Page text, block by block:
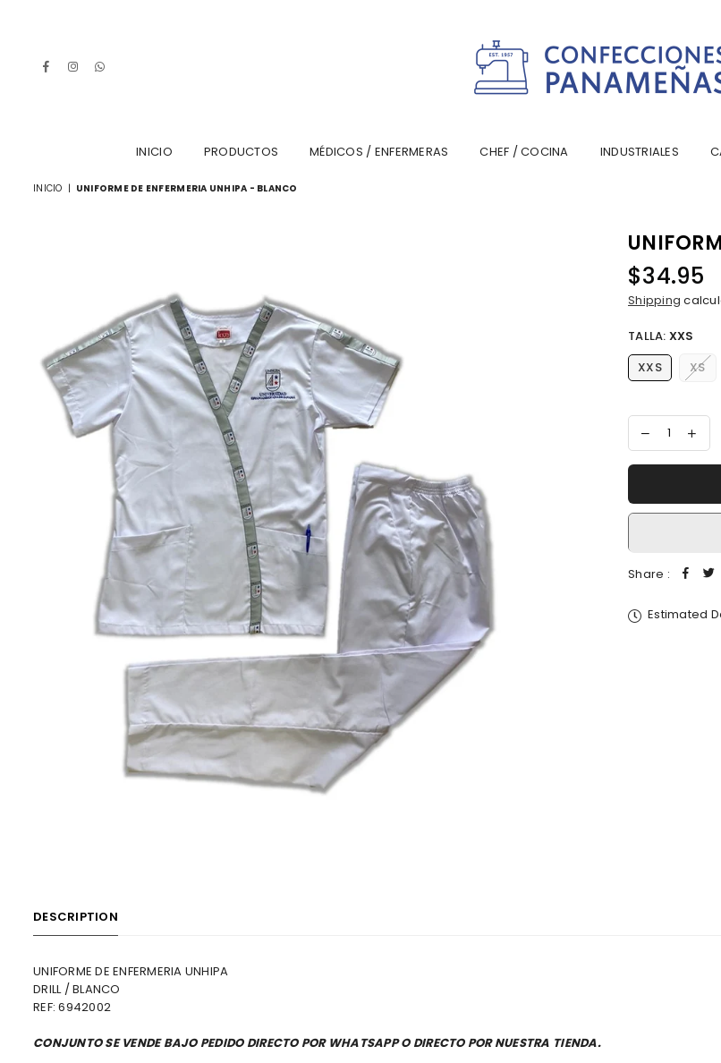
FacebookInstagram
INICIO PRODUCTOS MÉDICOS / ENFERMERAS CHEF / COCINA INDUSTRIALES
INICIO | UNIFORME DE ENFERMERIA UNHIPA - BLANCO
Precio
habitual
$34.95
Shipping
TALLA: XXS
XXS
XS
Share :
Estimated
DESCRIPTION
UNIFORME DE ENFERMERIA UNHIPA
DRILL / BLANCO
REF: 6942002
CONJUNTO SE VENDE BAJO PEDIDO DIRECTO POR WHATSAPP O DIRECTO POR NUESTRA TIENDA.